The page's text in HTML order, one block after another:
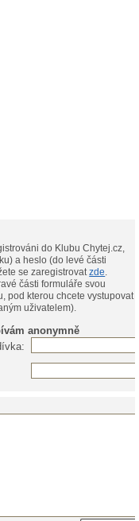
do Klubu Chytej.cz,
a heslo (do levé části
se zaregistrovatzde
části formuláře svou
pod kterou chcete vystupovat
uživatelem).
anonymně